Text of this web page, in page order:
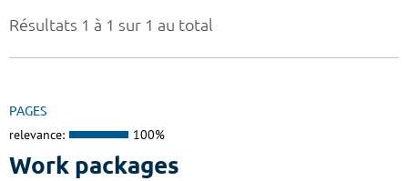
Résultats 1 à 1 sur 1 au total
PAGES
relevance: 100%
Work packages